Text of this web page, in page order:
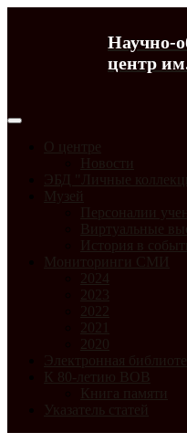
Научно-
центр
О центре
Новости
ЭБД "Личные
Музей
Персоналии
Виртуальные
История в
Мониторинги СМИ
2024
2023
2022
2021
2020
Электронная
К 80-летию ВОВ
Книга памяти
Указатель статей